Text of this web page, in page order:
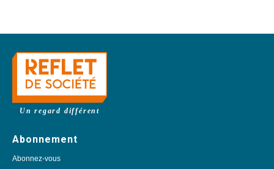
Un regard différent
Abonnement
Abonnez-vous